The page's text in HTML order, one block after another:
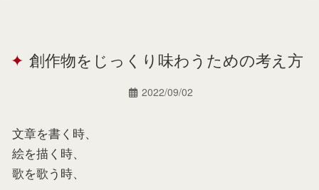
Portfolio
創作物をじっくり味わうための考え方
2022/09/02
文章を書く時、
絵を描く時、
歌を歌う時、